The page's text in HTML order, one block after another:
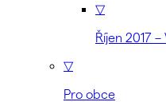
▽
Říjen 2017
▽
Pro obce